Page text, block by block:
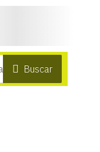
Buscar